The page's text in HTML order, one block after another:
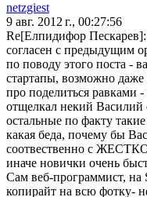
netzgiest
9 авг. 2012 г., 00:27:56
Re[Елпидифор Пескарев]:
согласен с предыдущим
по поводу этого поста -
стартапы, возможно
про поделиться равками
отщелкал некий Василий
остальные по факту
какая беда, почему бы
соотвественно с
иначе новички очень
Сам веб-программист,
копирайт на всю фотку-